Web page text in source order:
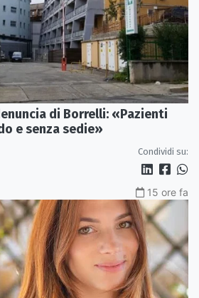
di Borrelli: «Pazienti
e senza sedie»
Condividi su:
15 ore fa